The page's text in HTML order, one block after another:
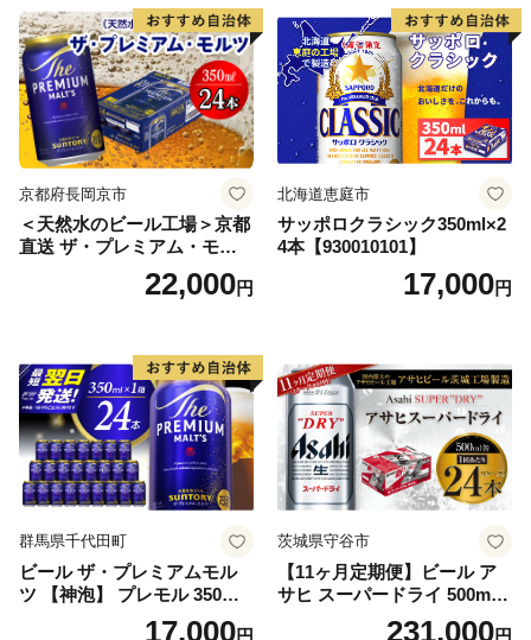
口 送料無料 カメイ 本宮市
【07214-0206】
京都府長岡京市
＜天然水のビール工場＞京都
直送 ザ・プレミアム・モル
ツ 350ml×24本 プレモル [149
22,000円
北海道恵庭市
サッポロクラシック350ml×2
4本【930010101】
17,000円
群馬県千代田町
ビール ザ・プレミアムモル
ツ 【神泡】 プレモル 350ml
× 24本 サントリー〈天然水の
17,000円
茨城県守谷市
【11ヶ月定期便】ビール ア
サヒ スーパードライ 500ml 2
4本 1ケース×11ヶ月 | アサヒ
231,000円